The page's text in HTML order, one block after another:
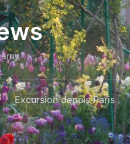
Excursion depuis Paris